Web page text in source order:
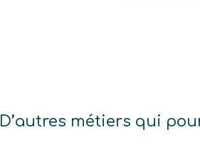
D’autres métiers qui